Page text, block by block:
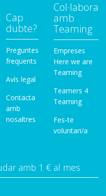
Cap
dubte?
Preguntes
freqüents
Avís legal
Contacta
amb
nosaltres
Col·labora
amb
Teaming
Empreses
Here we are
Teaming
Teamers 4
Teaming
Fes-te
voluntari/a
amb 1 € al mes